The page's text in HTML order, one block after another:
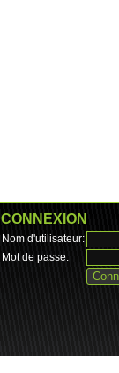
CONNEXION
Nom d'utilisateur:
Mot de passe: